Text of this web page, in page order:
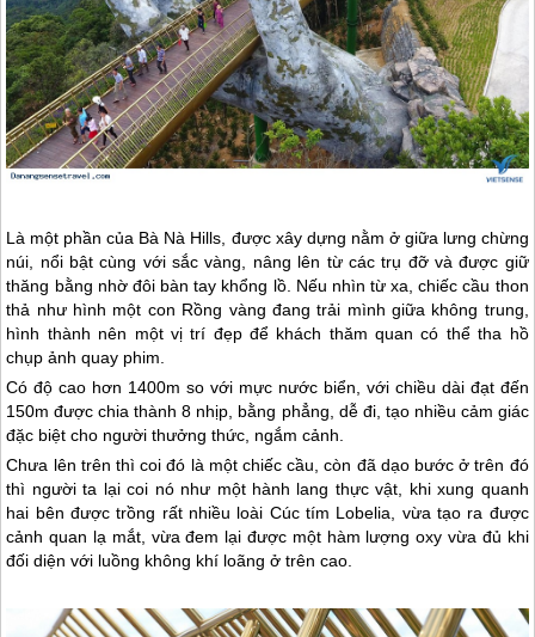
Là một phần của Bà Nà Hills, được xây dựng nằm ở giữa lưng chừng
núi, nổi bật cùng với sắc vàng, nâng lên từ các trụ đỡ và được giữ
thăng bằng nhờ đôi bàn tay khổng lồ. Nếu nhìn từ xa, chiếc cầu thon
thả như hình một con Rồng vàng đang trải mình giữa không trung,
hình thành nên một vị trí đẹp để khách thăm quan có thể tha hồ
chụp ảnh quay phim.
Có độ cao hơn 1400m so với mực nước biển, với chiều dài đạt đến
150m được chia thành 8 nhịp, bằng phẳng, dễ đi, tạo nhiều cảm giác
đặc biệt cho người thưởng thức, ngắm cảnh.
Chưa lên trên thì coi đó là một chiếc cầu, còn đã dạo bước ở trên đó
thì người ta lại coi nó như một hành lang thực vật, khi xung quanh
hai bên được trồng rất nhiều loài Cúc tím Lobelia, vừa tạo ra được
cảnh quan lạ mắt, vừa đem lại được một hàm lượng oxy vừa đủ khi
đối diện với luồng không khí loãng ở trên cao.